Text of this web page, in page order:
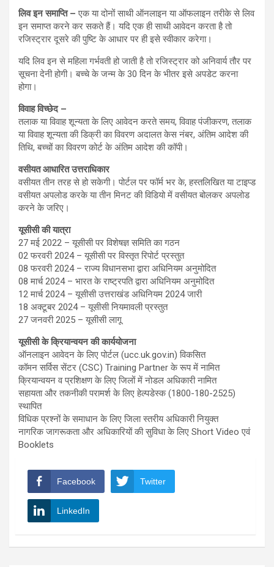
लिव इन समाप्ति – एक या दोनों साथी ऑनलाइन या ऑफलाइन तरीके से लिव
इन समाप्त करने कर सकते हैं। यदि एक ही साथी आवेदन करता है तो
रजिस्ट्रार दूसरे की पुष्टि के आधार पर ही इसे स्वीकार करेगा।
यदि लिव इन से महिला गर्भवती हो जाती है तो रजिस्ट्रार को अनिवार्य तौर पर
सूचना देनी होगी। बच्चे के जन्म के 30 दिन के भीतर इसे अपडेट करना
होगा।
विवाह विच्छेद –
तलाक या विवाह शून्यता के लिए आवेदन करते समय, विवाह पंजीकरण, तलाक
या विवाह शून्यता की डिक्री का विवरण अदालत केस नंबर, अंतिम आदेश की
तिथि, बच्चों का विवरण कोर्ट के अंतिम आदेश की कॉपी।
वसीयत आधारित उत्तराधिकार
वसीयत तीन तरह से हो सकेगी। पोर्टल पर फॉर्म भर के, हस्तलिखित या टाइप्ड
वसीयत अपलोड करके या तीन मिनट की विडियो में वसीयत बोलकर अपलोड
करने के जरिए।
यूसीसी की यात्रा
27 मई 2022 – यूसीसी पर विशेषज्ञ समिति का गठन
02 फरवरी 2024 – यूसीसी पर विस्तृत रिपोर्ट प्रस्तुत
08 फरवरी 2024 – राज्य विधानसभा द्वारा अधिनियम अनुमोदित
08 मार्च 2024 – भारत के राष्ट्रपति द्वारा अधिनियम अनुमोदित
12 मार्च 2024 – यूसीसी उत्तराखंड अधिनियम 2024 जारी
18 अक्टूबर 2024 – यूसीसी नियमावली प्रस्तुत
27 जनवरी 2025 – यूसीसी लागू
यूसीसी के क्रियान्वयन की कार्ययोजना
ऑनलाइन आवेदन के लिए पोर्टल (ucc.uk.gov.in) विकसित
कॉमन सर्विस सेंटर (CSC) Training Partner के रूप में नामित
क्रियान्वयन व प्रशिक्षण के लिए जिलों में नोडल अधिकारी नामित
सहायता और तकनीकी परामर्श के लिए हेल्पडेस्क (1800-180-2525)
स्थापित
विधिक प्रश्नों के समाधान के लिए जिला स्तरीय अधिकारी नियुक्त
नागरिक जागरूकता और अधिकारियों की सुविधा के लिए Short Video एवं
Booklets
Facebook Twitter
LinkedIn